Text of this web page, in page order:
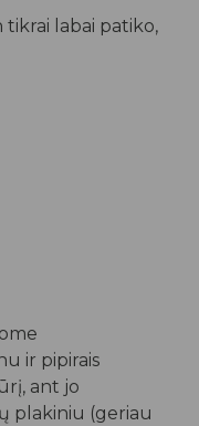
tikrai labai patiko,
ir pipirais
ant jo
plakiniu (geriau